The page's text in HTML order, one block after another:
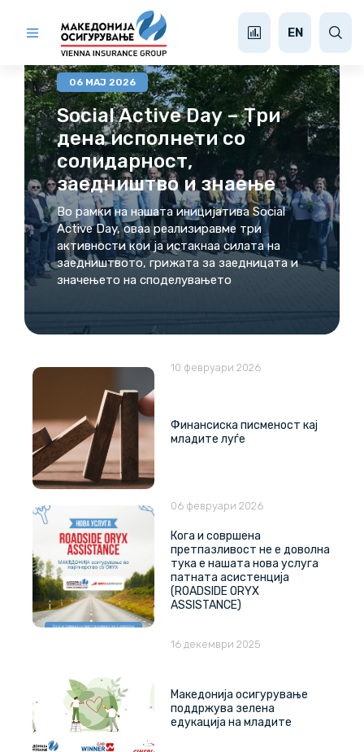
EN
06 МАЈ 2026
Social Active Day – Три
дена исполнети со
солидарност,
заедништво и знаење
Во рамки на нашата иницијатива Social
Active Day, оваа реализиравме три
активности кои ја истакнаа силата на
заедништвото, грижата за заедницата и
значењето на споделувањето
Финансиска писменост кај
младите луѓе
10 февруари 2026
Кога и совршена
претпазливост не е доволна
тука е нашата нова услуга
патната асистенција
(ROADSIDE ORYX
ASSISTANCE)
06 февруари 2026
Македонија осигурување
поддржува зелена
едукација на младите
16 декември 2025